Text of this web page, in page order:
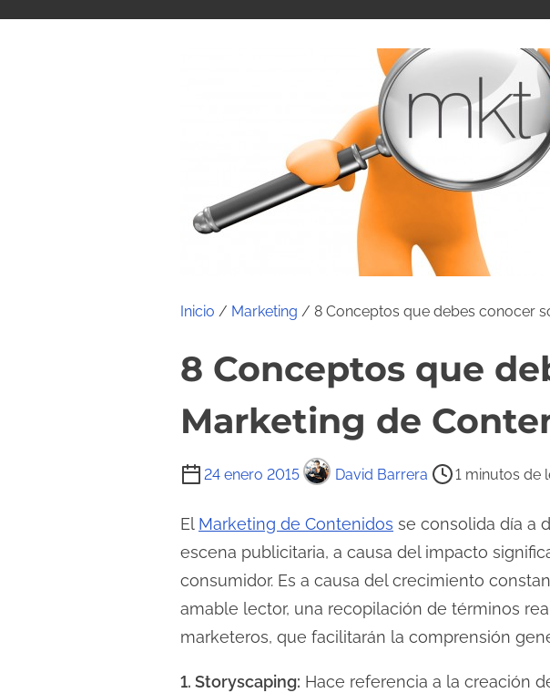
Inicio / Marketing / 8 Conceptos que debes conocer
8 Conceptos que
Marketing de
24 enero 2015 David Barrera
T
e
m
e
l
1 minutos de
El Marketing de Contenidos se consolida día a
escena publicitaria, a causa del impacto
consumidor. Es a causa del crecimiento
amable lector, una recopilación de términos
marketeros, que facilitarán la comprensión
1. Storyscaping: Hace referencia a la creación